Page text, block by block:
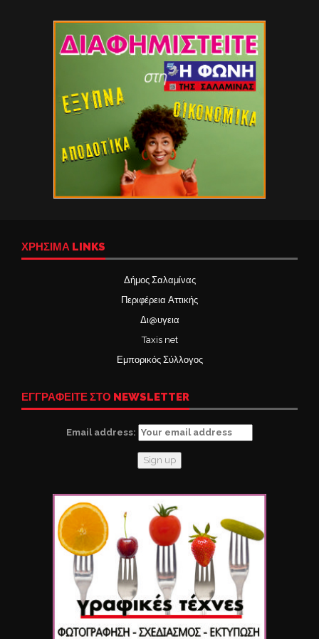
ΧΡΉΣΙΜΑ LINKS
Δήμος Σαλαμίνας
Περιφέρεια Αττικής
Δι@υγεια
Taxis net
Εμπορικός Σύλλογος
ΕΓΓΡΑΦΕΙΤΕ ΣΤΟ NEWSLETTER
Email address: